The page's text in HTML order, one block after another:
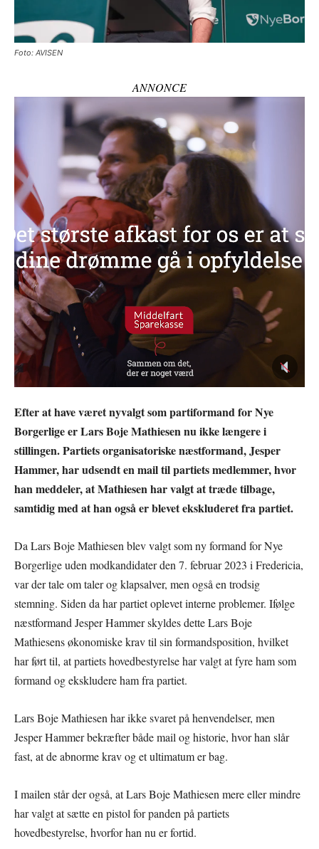
Foto: AVISEN
ANNONCE
Efter at have været nyvalgt som partiformand for Nye
Borgerlige er Lars Boje Mathiesen nu ikke længere i
stillingen. Partiets organisatoriske næstformand, Jesper
Hammer, har udsendt en mail til partiets medlemmer, hvor
han meddeler, at Mathiesen har valgt at træde tilbage,
samtidig med at han også er blevet ekskluderet fra partiet.
Da Lars Boje Mathiesen blev valgt som ny formand for Nye
Borgerlige uden modkandidater den 7. februar 2023 i Fredericia,
var der tale om taler og klapsalver, men også en trodsig
stemning. Siden da har partiet oplevet interne problemer. Ifølge
næstformand Jesper Hammer skyldes dette Lars Boje
Mathiesens økonomiske krav til sin formandsposition, hvilket
har ført til, at partiets hovedbestyrelse har valgt at fyre ham som
formand og ekskludere ham fra partiet.
Lars Boje Mathiesen har ikke svaret på henvendelser, men
Jesper Hammer bekræfter både mail og historie, hvor han slår
fast, at de abnorme krav og et ultimatum er bag.
I mailen står der også, at Lars Boje Mathiesen mere eller mindre
har valgt at sætte en pistol for panden på partiets
hovedbestyrelse, hvorfor han nu er fortid.